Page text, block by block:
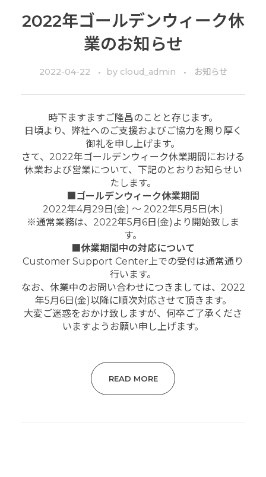
2022年ゴールデンウィーク休
業のお知らせ
2022-04-22 by cloud_admin お知らせ
時下ますますご隆昌のことと存じます。
日頃より、弊社へのご支援およびご協力を賜り厚く
御礼を申し上げます。
さて、2022年ゴールデンウィーク休業期間における
休業および営業について、下記のとおりお知らせい
たします。
■ゴールデンウィーク休業期間
2022年4月29日(金) ～ 2022年5月5日(木)
※通常業務は、2022年5月6日(金)より開始致しま
す。
■休業期間中の対応について
Customer Support Center上での受付は通常通り
行います。
なお、休業中のお問い合わせにつきましては、2022
年5月6日(金)以降に順次対応させて頂きます。
大変ご迷惑をおかけ致しますが、何卒ご了承くださ
いますようお願い申し上げます。
READ MORE